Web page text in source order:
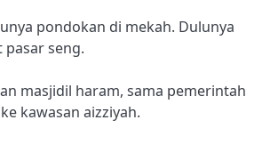
pondokan di mekah. Dulunya
pasar seng.
masjidil haram, sama pemerintah
kawasan aizziyah.